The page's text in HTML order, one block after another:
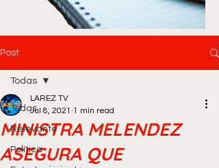
Post
Todas
Relevante
Política
Todas
MINISTRA MELENDEZ
ASEGURA QUE
LAREZ TV
Jul 8, 2021 1 min read